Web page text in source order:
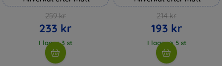
259 kr
233 kr
I lager 3 st
214 kr
193 kr
I lager > 5 st